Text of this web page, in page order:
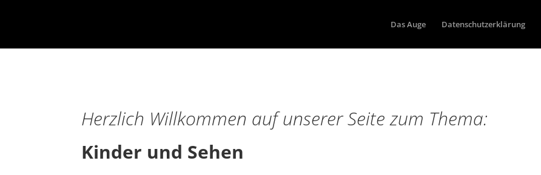
Das Auge Datenschutzerklärung
Herzlich Willkommen auf unserer Seite zum Thema:
Kinder und Sehen